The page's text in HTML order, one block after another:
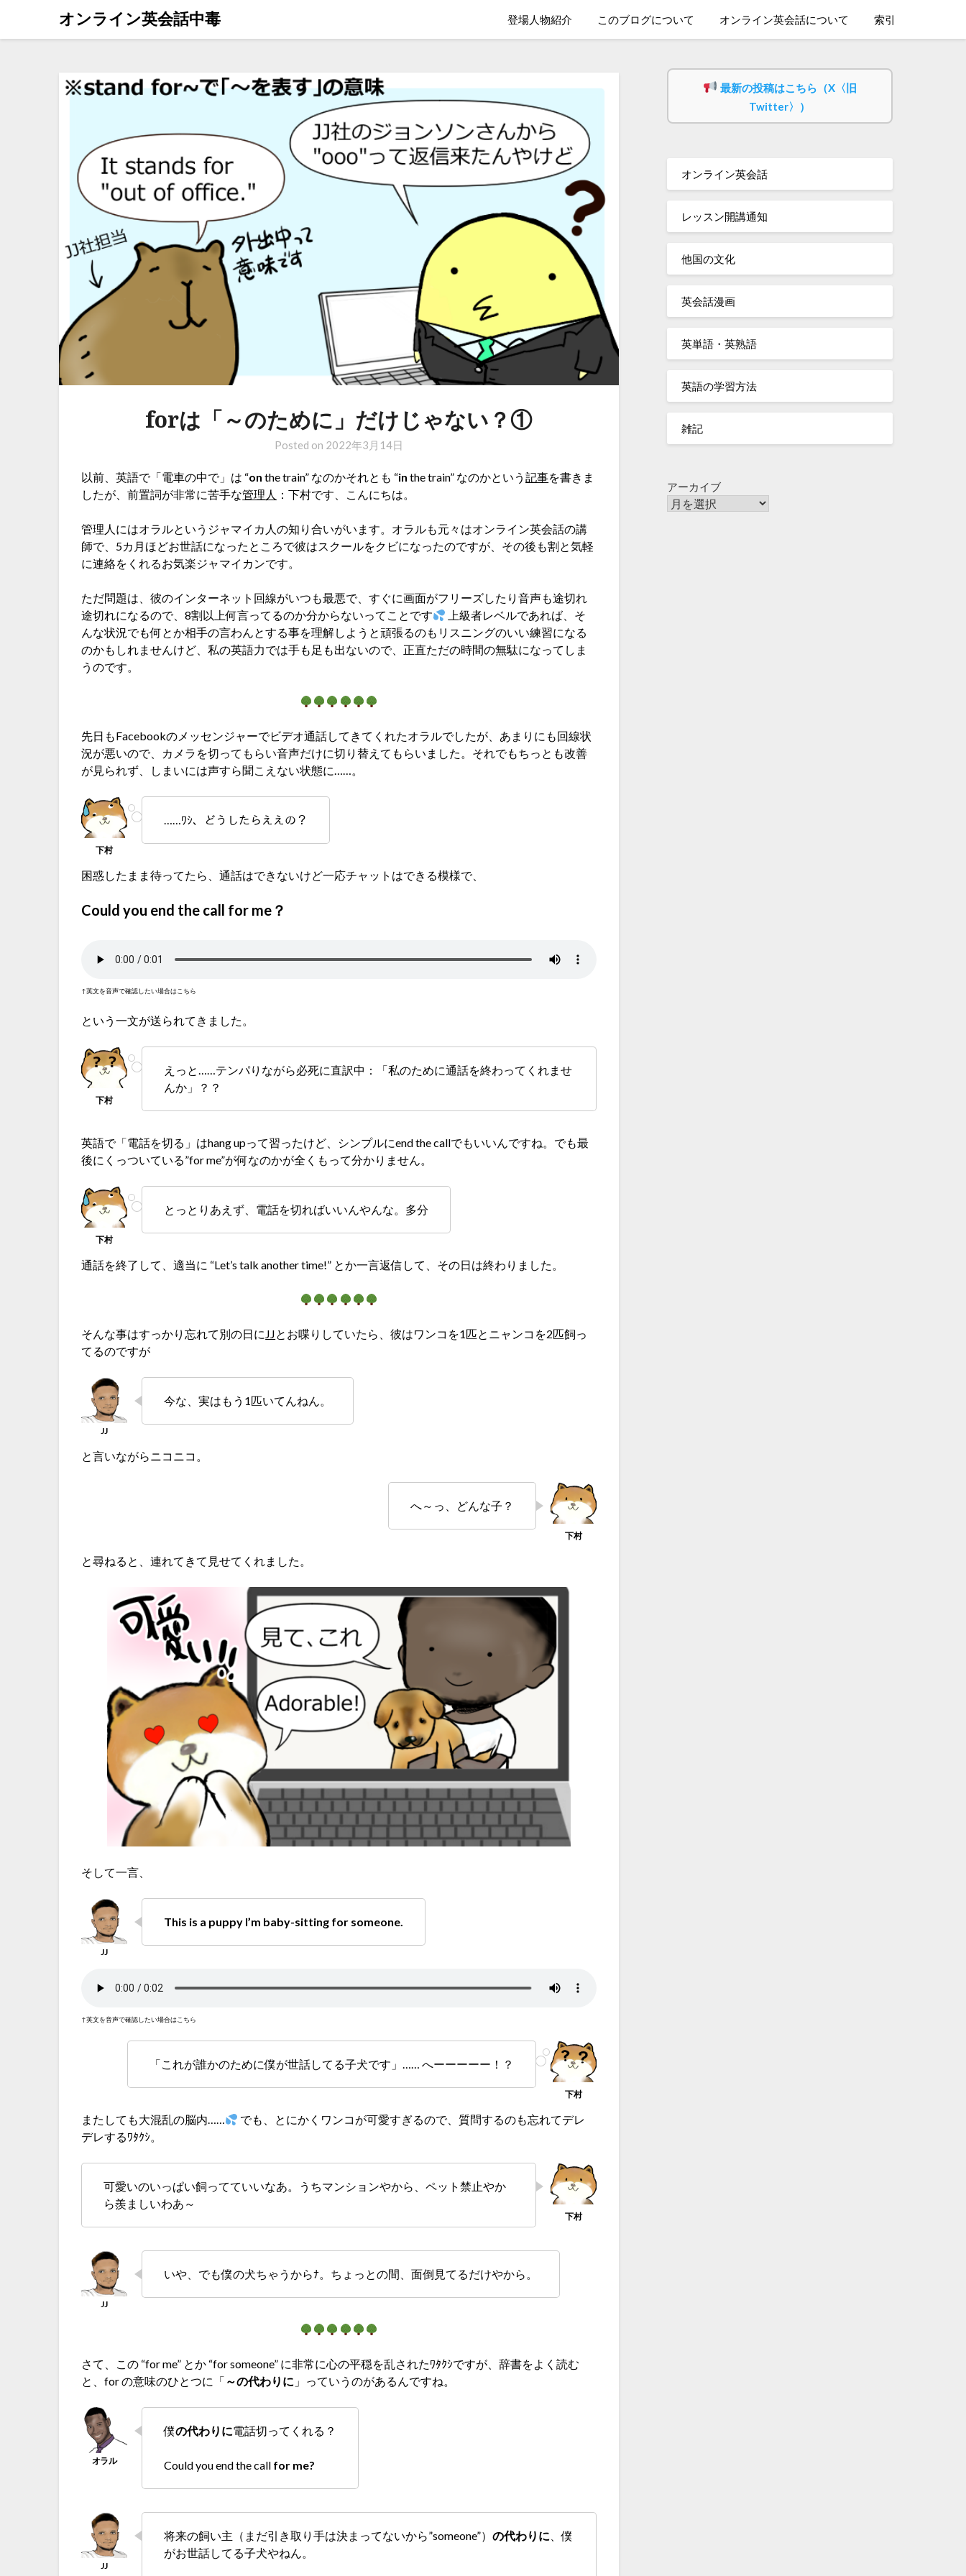
オンライン英会話中毒 登場人物紹介 このブログについて オンライン英会話について 索引
forは「～のために」だけじゃない？①
Posted on 2022年3月14日
以前、英語で「電車の中で」は “on the train” なのかそれとも “in the train” なのかという記事を書きま
したが、前置詞が非常に苦手な管理人 ：下村です、こんにちは。
管理人にはオラルというジャマイカ人の知り合いがいます。オラルも元々はオンライン英会話の講
師で、5カ月ほどお世話になったところで彼はスクールをクビになったのですが、その後も割と気軽
に連絡をくれるお気楽ジャマイカンです。
ただ問題は、彼のインターネット回線がいつも最悪で、すぐに画面がフリーズしたり音声も途切れ
途切れになるので、8割以上何言ってるのか分からないってことです
上級者レベルであれば、そ
んな状況でも何とか相手の言わんとする事を理解しようと頑張るのもリスニングのいい練習になる
のかもしれませんけど、私の英語力では手も足も出ないので、正直ただの時間の無駄になってしま
うのです。
先日もFacebookのメッセンジャーでビデオ通話してきてくれたオラルでしたが、あまりにも回線状
況が悪いので、カメラを切ってもらい音声だけに切り替えてもらいました。それでもちっとも改善
が見られず、しまいには声すら聞こえない状態に……。
……ﾜｼ、どうしたらええの？
困惑したまま待ってたら、通話はできないけど一応チャットはできる模様で、
Could you end the call for me？
↑英文を音声で確認したい場合はこちら
という一文が送られてきました。
えっと……テンパりながら必死に直訳中：「私のために通話を終わってくれませ
んか」？？
英語で「電話を切る」はhang upって習ったけど、シンプルにend the callでもいいんですね。でも最
後にくっついている”for me”が何なのかが全くもって分かりません。
とっとりあえず、電話を切ればいいんやんな。多分
通話を終了して、適当に “Let’s talk another time!” とか一言返信して、その日は終わりました。
そんな事はすっかり忘れて別の日にJJとお喋りしていたら、彼はワンコを1匹とニャンコを2匹飼っ
てるのですが
今な、実はもう1匹いてんねん。
と言いながらニコニコ。
へ～っ、どんな子？
と尋ねると、連れてきて見せてくれました。
そして一言、
This is a puppy I’m baby-sitting for someone.
↑英文を音声で確認したい場合はこちら
「これが誰かのために僕が世話してる子犬です」…… へーーーーー！？
またしても大混乱の脳内……
でも、とにかくワンコが可愛すぎるので、質問するのも忘れてデレ
デレするﾜﾀｸｼ。
可愛いのいっぱい飼ってていいなあ。うちマンションやから、ペット禁止やか
ら羨ましいわあ～
いや、でも僕の犬ちゃうからﾅ。ちょっとの間、面倒見てるだけやから。
さて、この “for me” とか “for someone” に非常に心の平穏を乱されたﾜﾀｸｼですが、辞書をよく読む
と、for の意味のひとつに「 ～の代わりに 」っていうのがあるんですね。
僕の代わりに電話切ってくれる？
Could you end the call for me?
将来の飼い主（まだ引き取り手は決まってないから”someone”）の代わりに 、僕
がお世話してる子犬やねん。
最新の投稿はこちら（X〈旧
Twitter〉）
オンライン英会話
レッスン開講通知
他国の文化
英会話漫画
英単語・英熟語
英語の学習方法
雑記
アーカイブ